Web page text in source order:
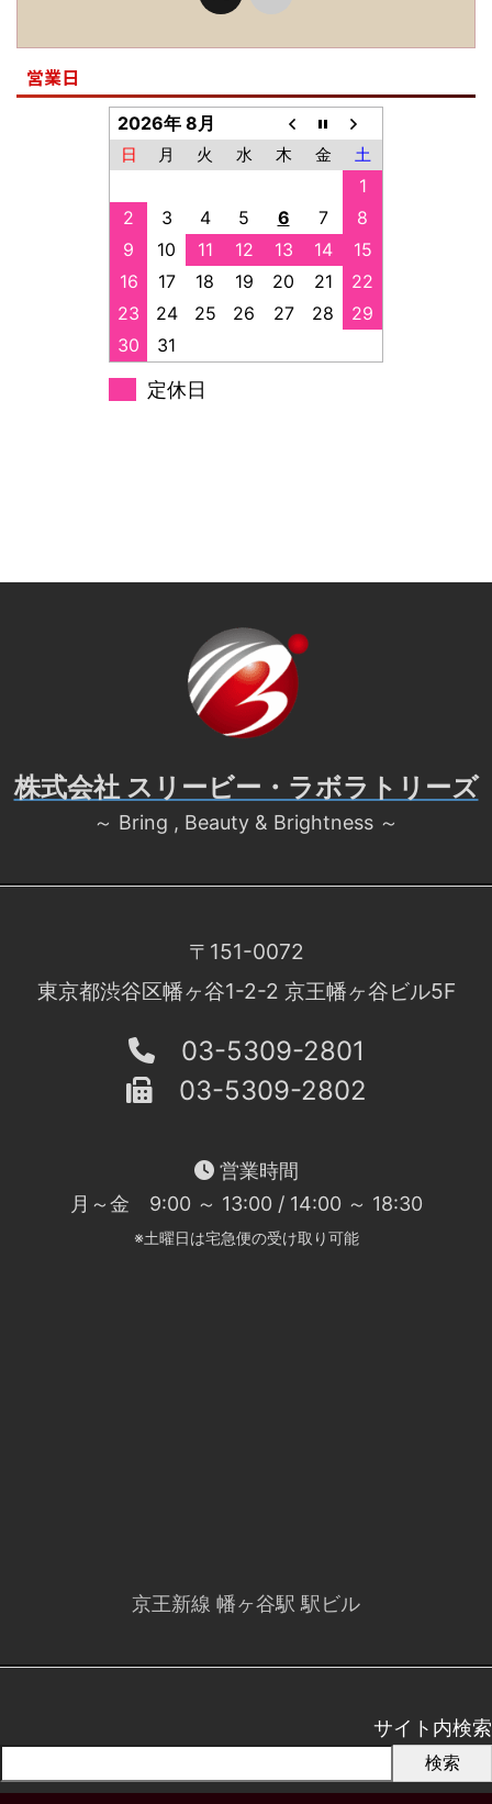
営業日
2026年 8月
日 月 火 水 木 金 土
1
2
3 4 5 6 7
8
9
10 11 12 13 14
15
16
17 18 19 20 21
22
23
24 25 26 27 28
29
30
31
定休日
株式会社 スリービー・ラボラトリーズ
～ Bring , Beauty & Brightness ～
〒151-0072
東京都渋谷区幡ヶ谷1-2-2 京王幡ヶ谷ビル5F
03-5309-2801
03-5309-2802
営業時間
月～金 9:00 ～ 13:00 / 14:00 ～ 18:30
※土曜日は宅急便の受け取り可能
京王新線 幡ヶ谷駅 駅ビル
サイト内検索
検索